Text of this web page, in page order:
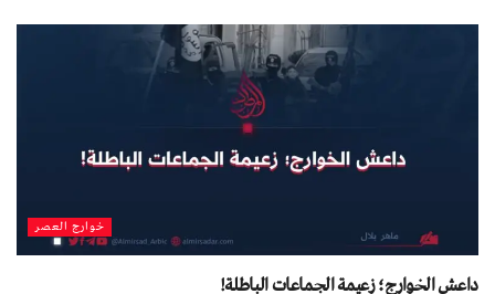
خوارج العصر
داعش الخوارج؛ زعيمة الجماعات الباطلة!